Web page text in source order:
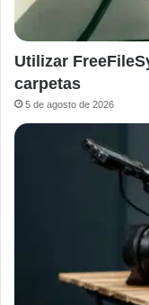
Utilizar
carpetas
5 de agosto de 2026